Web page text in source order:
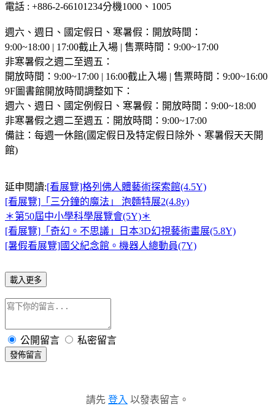
電話 : +886-2-66101234分機1000、1005
週六、週日、國定假日、寒暑假：開放時間：
9:00~18:00 | 17:00截止入場 | 售票時間：9:00~17:00
非寒暑假之週二至週五：
開放時間：9:00~17:00 | 16:00截止入場 | 售票時間：9:00~16:00
9F圖書館開放時間調整如下：
週六、週日、國定例假日、寒暑假：開放時間：9:00~18:00
非寒暑假之週二至週五：開放時間：9:00~17:00
備註：每週一休館(國定假日及特定假日除外、寒暑假天天開
館)
延申閱讀:[看展覽]格列佛人體藝術探索館(4.5Y)
[看展覽]「三分鐘的魔法」 泡麵特展2(4.8y)
＊第50屆中小學科學展覽會(5Y)＊
[看展覽]「奇幻。不思議」日本3D幻視藝術畫展(5.8Y)
[暑假看展覽]國父紀念館。機器人總動員(7Y)
載入更多
公開留言 私密留言
發佈留言
請先 登入 以發表留言。